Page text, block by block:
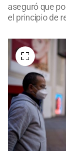
aseguró que
el principio de